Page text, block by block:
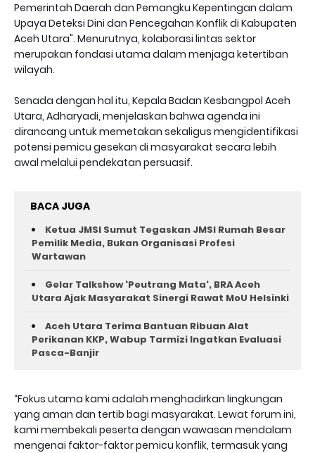
Pemerintah Daerah dan Pemangku Kepentingan dalam
Upaya Deteksi Dini dan Pencegahan Konflik di Kabupaten
Aceh Utara". Menurutnya, kolaborasi lintas sektor
merupakan fondasi utama dalam menjaga ketertiban
wilayah.
Senada dengan hal itu, Kepala Badan Kesbangpol Aceh
Utara, Adharyadi, menjelaskan bahwa agenda ini
dirancang untuk memetakan sekaligus mengidentifikasi
potensi pemicu gesekan di masyarakat secara lebih
awal melalui pendekatan persuasif.
BACA JUGA
Ketua JMSI Sumut Tegaskan JMSI Rumah Besar
Pemilik Media, Bukan Organisasi Profesi
Wartawan
Gelar Talkshow 'Peutrang Mata', BRA Aceh
Utara Ajak Masyarakat Sinergi Rawat MoU Helsinki
Aceh Utara Terima Bantuan Ribuan Alat
Perikanan KKP, Wabup Tarmizi Ingatkan Evaluasi
Pasca-Banjir
“Fokus utama kami adalah menghadirkan lingkungan
yang aman dan tertib bagi masyarakat. Lewat forum ini,
kami membekali peserta dengan wawasan mendalam
mengenai faktor-faktor pemicu konflik, termasuk yang